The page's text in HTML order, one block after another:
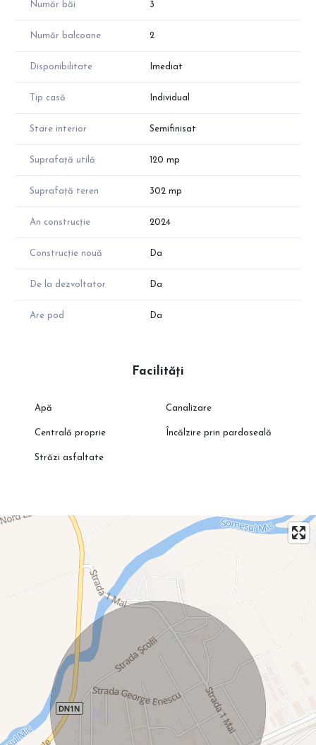
la o distanta convenabila de Cluj!
Pentru a programa o vizionare și pentru a afla mai multe detalii
astăzi!
Număr băi 3
Număr balcoane 2
Disponibilitate Imediat
Tip casă Individual
Stare interior Semifinisat
Suprafață utilă 120 mp
Suprafață teren 302 mp
An construcție 2024
Construcție nouă Da
De la dezvoltator Da
Are pod Da
Facilități
Apă Canalizare
Centrală proprie Încălzire prin pardoseală
Străzi asfaltate